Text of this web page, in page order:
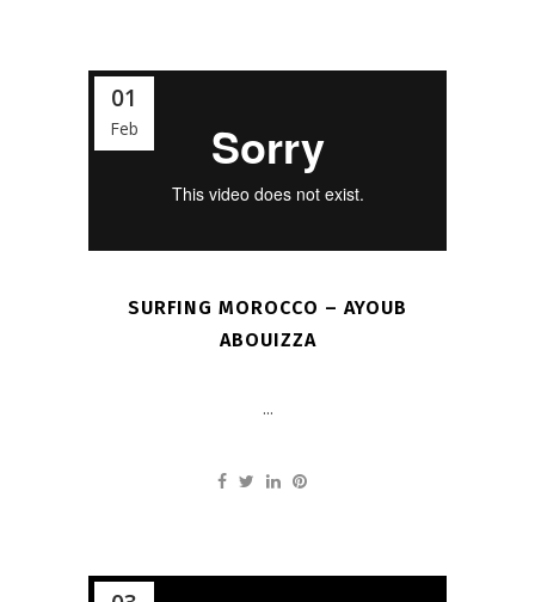
01
Feb
SURFING MOROCCO – AYOUB
ABOUIZZA
...